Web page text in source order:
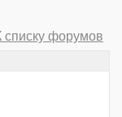
списку форумов